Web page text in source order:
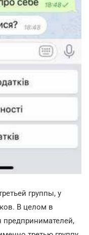
группы, у
В целом в
предпринимателей,